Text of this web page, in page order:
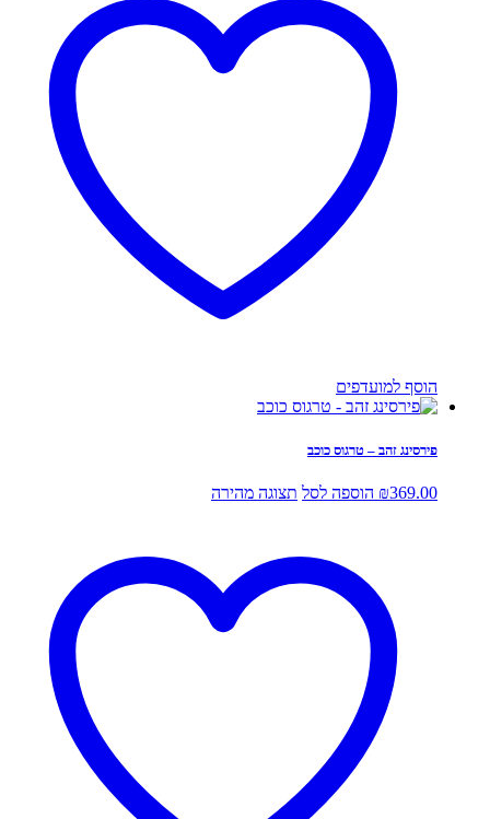
הוסף למועדפים
פירסינג זהב – טרגוס כוכב
₪369.00 הוספה לסל תצוגה מהירה